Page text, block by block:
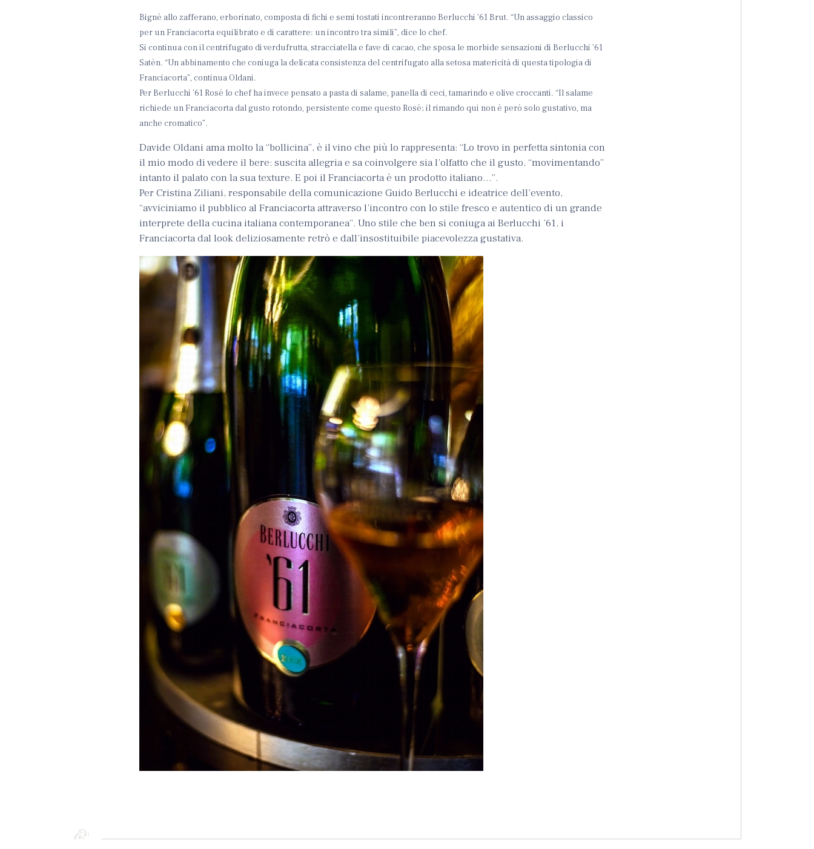
Bignè allo zafferano, erborinato, composta di fichi e semi tostati incontreranno Berlucchi ’61 Brut. “Un assaggio classico
per un Franciacorta equilibrato e di carattere: un incontro tra simili”, dice lo chef.
Si continua con il centrifugato di verdufrutta, stracciatella e fave di cacao, che sposa le morbide sensazioni di Berlucchi ’61
Satèn. “Un abbinamento che coniuga la delicata consistenza del centrifugato alla setosa matericità di questa tipologia di
Franciacorta”, continua Oldani.
Per Berlucchi ’61 Rosé lo chef ha invece pensato a pasta di salame, panella di ceci, tamarindo e olive croccanti. “Il salame
richiede un Franciacorta dal gusto rotondo, persistente come questo Rosé; il rimando qui non è però solo gustativo, ma
anche cromatico”.
Davide Oldani ama molto la “bollicina”, è il vino che più lo rappresenta: “Lo trovo in perfetta sintonia con
il mio modo di vedere il bere: suscita allegria e sa coinvolgere sia l’olfatto che il gusto, “movimentando”
intanto il palato con la sua texture. E poi il Franciacorta è un prodotto italiano…”.
Per Cristina Ziliani, responsabile della comunicazione Guido Berlucchi e ideatrice dell’evento,
“avviciniamo il pubblico al Franciacorta attraverso l’incontro con lo stile fresco e autentico di un grande
interprete della cucina italiana contemporanea”. Uno stile che ben si coniuga ai Berlucchi ’61, i
Franciacorta dal look deliziosamente retrò e dall’insostituibile piacevolezza gustativa.